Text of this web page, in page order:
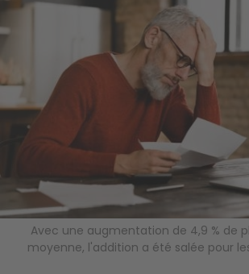
Avec une augmentation de 4,9 % de
moyenne, l'addition a été salée pour